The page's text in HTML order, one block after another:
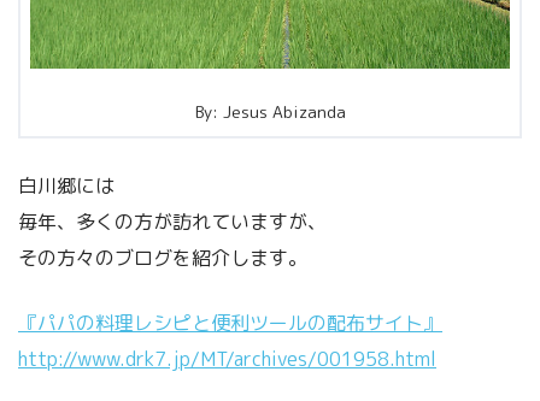
By: Jesus Abizanda
白川郷には
毎年、多くの方が訪れていますが、
その方々のブログを紹介します。
『パパの料理レシピと便利ツールの配布サイト』
http://www.drk7.jp/MT/archives/001958.html